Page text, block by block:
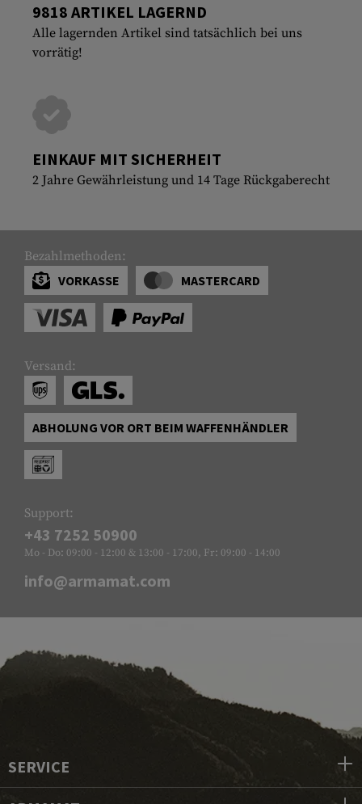
9818 ARTIKEL LAGERND
Alle lagernden Artikel sind tatsächlich bei uns
vorrätig!
EINKAUF MIT SICHERHEIT
2 Jahre Gewährleistung und 14 Tage Rückgaberecht
Bezahlmethoden:
VORKASSE
MASTERCARD
Versand:
ABHOLUNG VOR ORT BEIM WAFFENHÄNDLER
Support:
+43 7252 50900
Mo - Do: 09:00 - 12:00 & 13:00 - 17:00, Fr: 09:00 - 14:00
info@armamat.com
SERVICE